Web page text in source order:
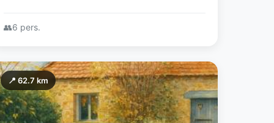
👥6 pers.
📍 62.7 km